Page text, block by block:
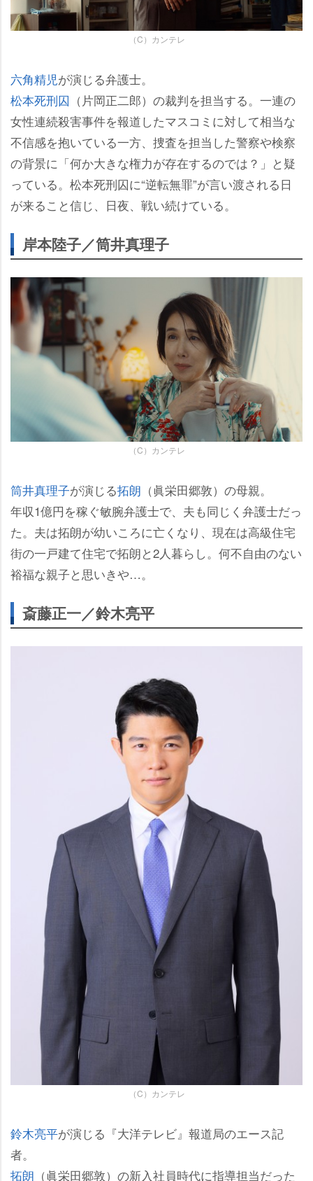
（C）カンテレ
六角精児が演じる弁護士。
松本死刑囚 （片岡正二郎）の裁判を担当する。一連の
女性連続殺害事件を報道したマスコミに対して相当な
不信感を抱いている一方、捜査を担当した警察や検察
の背景に「何か大きな権力が存在するのでは？」と疑
っている。松本死刑囚に“逆転無罪”が言い渡される日
が来ること信じ、日夜、戦い続けている。
岸本陸子／筒井真理子
（C）カンテレ
筒井真理子が演じる拓朗 （眞栄田郷敦）の母親。
年収1億円を稼ぐ敏腕弁護士で、夫も同じく弁護士だっ
た。夫は拓朗が幼いころに亡くなり、現在は高級住宅
街の一戸建て住宅で拓朗と2人暮らし。何不自由のない
裕福な親子と思いきや…。
斎藤正一／鈴木亮平
（C）カンテレ
鈴木亮平が演じる『大洋テレビ』報道局のエース記
者。
拓朗 （眞栄田郷敦）の新入社員時代に指導担当だった